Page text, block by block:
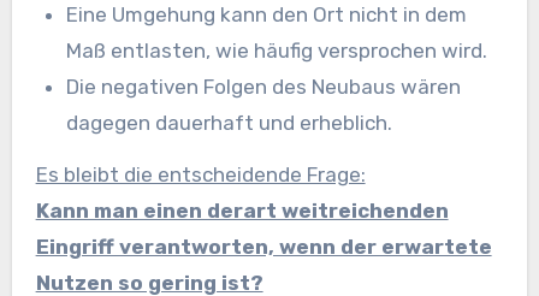
Eine Umgehung kann den Ort nicht in dem
Maß entlasten, wie häufig versprochen wird.
Die negativen Folgen des Neubaus wären
dagegen dauerhaft und erheblich.
Es bleibt die entscheidende Frage:
Kann man einen derart weitreichenden
Eingriff verantworten, wenn der erwartete
Nutzen so gering ist?